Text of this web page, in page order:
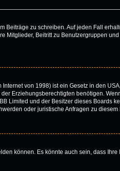
zu schreiben. Auf jeden Fall
Beitritt zu Benutzergruppen
von 1998) ist ein Gesetz in den
Erziehungsberechtigten benötigen.
Limited und der Besitzer dieses Boards
oder juristische Anfragen zu diesem
können. Es könnte auch sein, dass